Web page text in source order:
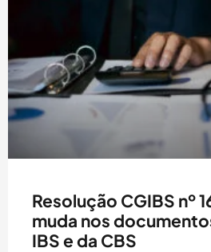
Resolução CGIBS nº
muda nos
IBS e da CBS